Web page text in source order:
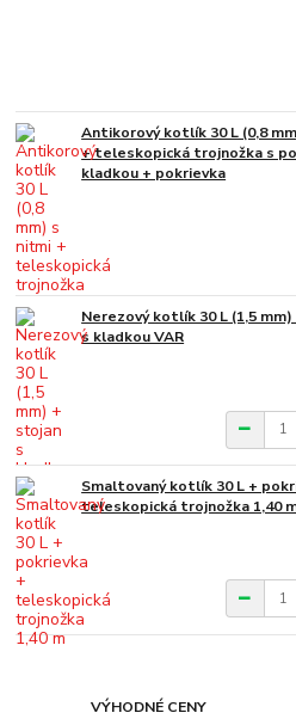
Antikorový kotlík 30 L (0,8
+ teleskopická trojnožka s
kladkou + pokrievka
Nerezový kotlík 30 L (1,5
s kladkou VAR
Smaltovaný kotlík 30 L +
teleskopická trojnožka 1,40
VÝHODNÉ CENY